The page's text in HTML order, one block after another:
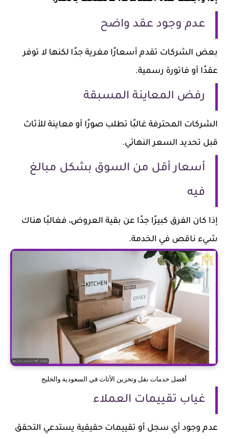
عدم وجود عقد واضح
بعض الشركات تقدم أسعارًا مغرية جدًا لكنها لا توفر
عقدًا أو فاتورة رسمية.
رفض المعاينة المسبقة
الشركات المحترفة غالبًا تطلب صورًا أو معاينة للأثاث
قبل تحديد السعر النهائي.
أسعار أقل من السوق بشكل مبالغ
فيه
إذا كان الفرق كبيرًا جدًا عن بقية العروض، فغالبًا هناك
شيء ناقص في الخدمة.
أفضل خدمات نقل وتخزين الأثاث في السعودية والخليج
غياب تقييمات العملاء
عدم وجود أي سجل أو تقييمات حقيقية يستدعي التحقق